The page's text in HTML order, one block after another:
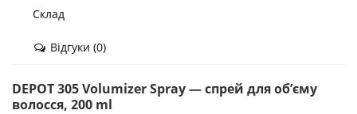
Склад
Відгуки (0)
DEPOT 305 Volumizer Spray — спрей для об’єму
волосся, 200 ml